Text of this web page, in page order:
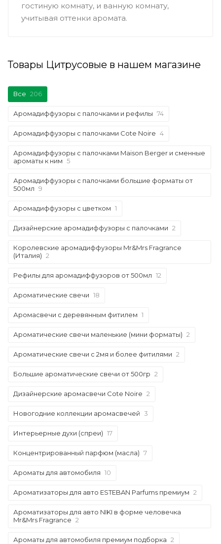
гостиную комнату, и ванную комнату,
учитывая оттенки аромата.
Товары Цитрусовые в нашем магазине
Все 206
Аромадиффузоры с палочками и рефилы 74
Аромадиффузоры с палочками Cote Noire 4
Аромадиффузоры с палочками Maison Berger и сменные
ароматы к ним 5
Аромадиффузоры с палочками большие форматы от
500мл 9
Аромадиффузоры с цветком 1
Дизайнерские аромадиффузоры с палочками 2
Королевские аромадиффузоры Mr&Mrs Fragrance
(Италия) 2
Рефилы для аромадиффузоров от 500мл 12
Ароматические свечи 18
Аромасвечи с деревянным фитилем 1
Ароматические свечи маленькие (мини форматы) 2
Ароматические свечи с 2мя и более фитилями 2
Большие ароматические свечи от 500гр 2
Дизайнерские аромасвечи Cote Noire 2
Новогодние коллекции аромасвечей 3
Интерьерные духи (спреи) 17
Концентрированный парфюм (масла) 7
Ароматы для автомобиля 10
Ароматизаторы для авто ESTEBAN Parfums премиум 2
Ароматизаторы для авто NIKI в форме человечка
Mr&Mrs Fragrance 2
Ароматы для автомобиля премиум подборка 2